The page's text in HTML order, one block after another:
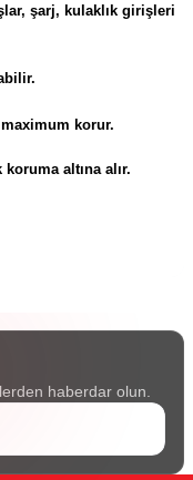
şarj, kulaklık girişleri
korur.
altına alır.
haberdar olun.